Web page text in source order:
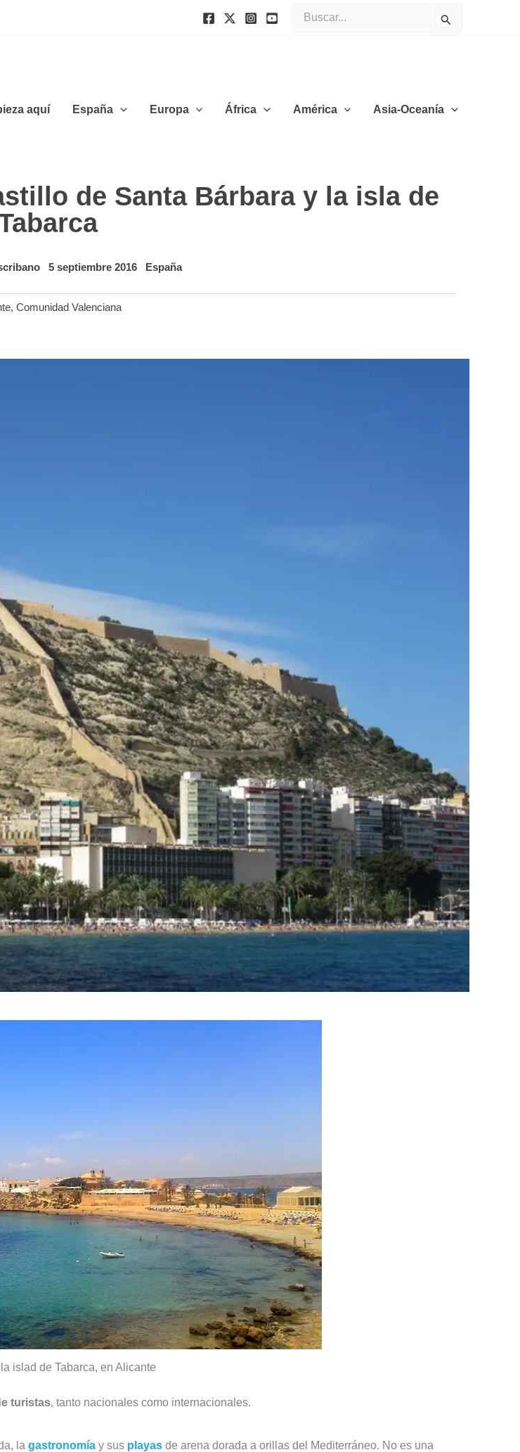
por:
aquí España Europa África América Asia-Oceanía
de Santa Bárbara y la isla de
5 septiembre 2016 España
, Comunidad Valenciana
islad de Tabarca, en Alicante
turistas, tanto nacionales como internacionales.
la gastronomía y sus playas de arena dorada a orillas del Mediterráneo. No es una